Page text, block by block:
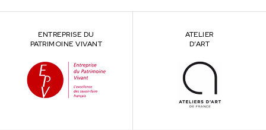
ENTREPRISE DU
PATRIMOINE VIVANT
ATELIER
D’ART